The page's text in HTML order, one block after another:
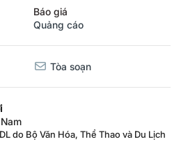
Báo giá
Quảng cáo
Tòa soạn
do Bộ Văn Hóa, Thể Thao và Du Lịch